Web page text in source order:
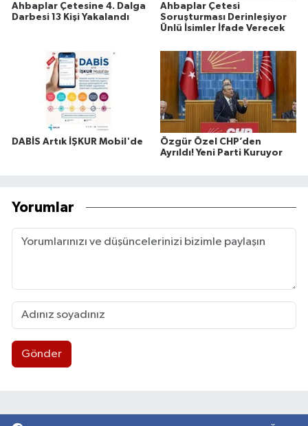
Ahbaplar Çetesine 4. Dalga
Darbesi 13 Kişi Yakalandı
Ahbaplar Çetesi
Soruşturması Derinleşiyor
Ünlü İsimler İfade Verecek
DABİS Artık İŞKUR Mobil'de
Özgür Özel CHP’den
Ayrıldı! Yeni Parti Kuruyor
Yorumlar
Gönder